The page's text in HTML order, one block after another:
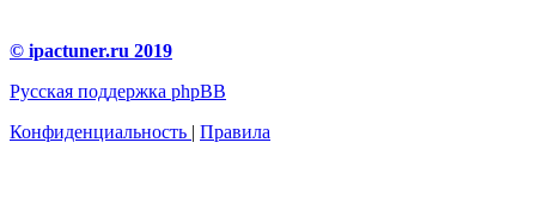
© ipactuner.ru 2019
Русская поддержка phpBB
Конфиденциальность | Правила